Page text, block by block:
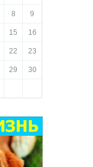
8 9
15 16
22 23
29 30